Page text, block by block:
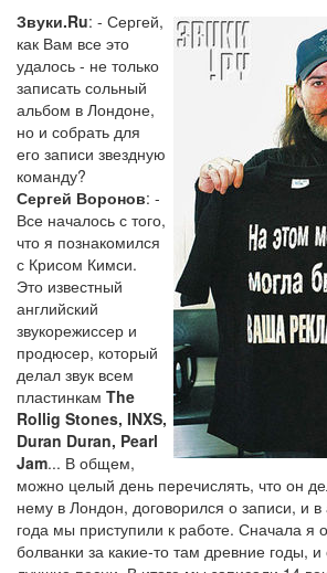
Звуки.Ru: - Сергей,
как Вам все это
удалось - не только
записать сольный
альбом в Лондоне,
но и собрать для
его записи звездную
команду?
Сергей Воронов: -
Все началось с того,
что я познакомился
с Крисом Кимси.
Это известный
английский
звукорежиссер и
продюсер, который
делал звук всем
пластинкам The
Rollig Stones, INXS,
Duran Duran, Pearl
Jam... В общем,
можно целый день перечислять, что он
нему в Лондон, договорился о записи, и
года мы приступили к работе. Сначала я
болванки за какие-то там древние годы,